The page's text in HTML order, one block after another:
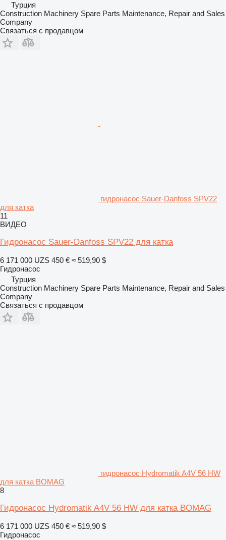
Турция
Construction Machinery Spare Parts Maintenance, Repair and Sales
Company
Связаться с продавцом
гидронасос Sauer-Danfoss SPV22
для катка
11
ВИДЕО
Гидронасос Sauer-Danfoss SPV22 для катка
6 171 000 UZS 450 € ≈ 519,90 $
Гидронасос
Турция
Construction Machinery Spare Parts Maintenance, Repair and Sales
Company
Связаться с продавцом
гидронасос Hydromatik A4V 56 HW
для катка BOMAG
8
Гидронасос Hydromatik A4V 56 HW для катка BOMAG
6 171 000 UZS 450 € ≈ 519,90 $
Гидронасос